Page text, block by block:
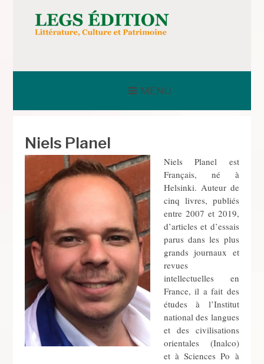
contenuLEGS ÉDITION
MENU
Niels Planel
Niels Planel est
Français, né à
Helsinki. Auteur de
cinq livres, publiés
entre 2007 et 2019,
d’articles et d’essais
parus dans les plus
grands journaux et
revues
intellectuelles en
France, il a fait des
études à l’Institut
national des langues
et des civilisations
orientales (Inalco)
et à Sciences Po à